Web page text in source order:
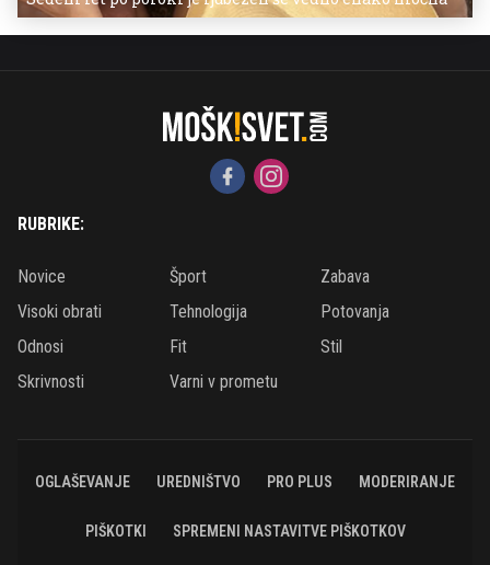
RUBRIKE:
Novice Šport
Zabava
Visoki obrati
Tehnologija
Potovanja
Odnosi
Fit
Stil
Skrivnosti
Varni v prometu
OGLAŠEVANJE UREDNIŠTVO PRO PLUS MODERIRANJE
PIŠKOTKI SPREMENI NASTAVITVE PIŠKOTKOV